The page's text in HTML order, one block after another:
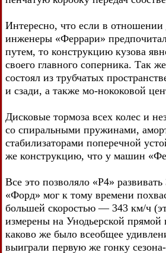
Интересно, что если в отношении
инженеры «Феррари»
путем, то конструкцию кузова
своего главного соперника. Так
состоял из трубчатых
и сзади, а также мо-нококовой
Дисковые тормоза всех колес и
со спиральными пружинами,
стабилизаторами поперечной
же конструкцию, что у машин
Все это позволяло «Р4»
«Форд» мог к тому времени
большей скоростью — 343 км/ч
измерены на Унодьерской
каково же было всеобщее
выиграли первую же гонку